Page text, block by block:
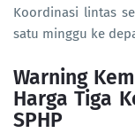
Koordinasi lintas
satu minggu ke
Warning
Harga Tiga
SPHP